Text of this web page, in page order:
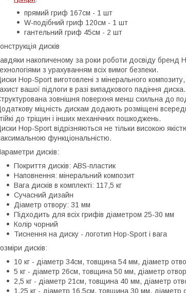
прямий гриф 167см - 1 шт
W-подібний гриф 120см - 1 шт
гантельний гриф 45см - 2 шт
дисків
накопиченому за роки роботи досвіду бренд
з урахуванням всіх вимог безпеки.
Hop-Sport виготовлені з мінерального
вашої підлоги в разі випадкового падіння диска.
зовнішня поверхня менш схильна до
міцність дискам додають розміщені
до тріщин і інших механічних пошкоджень.
Hop-Sport відрізняються не тільки високою
функціональністю.
дисків:
Покриття дисків: ABS-пластик
Наповнення: мінеральний композит
Вага дисків в комплекті: 117,5 кг
Сучасний дизайн
Діаметр отвору: 31 мм
Підходить для всіх грифів діаметром 25-30 мм
Колір чорний
Тиснення на диску - логотип Hop-Sport і вага
дисків:
10 кг - діаметр 34см, товщина 54 мм, діаметр
5 кг - діаметр 26см, товщина 50 мм, діаметр
2,5 кг - діаметр 21см, товщина 40 мм, діаметр
1,25 кг - діаметр 16,5см, товщина 30 мм, діаметр